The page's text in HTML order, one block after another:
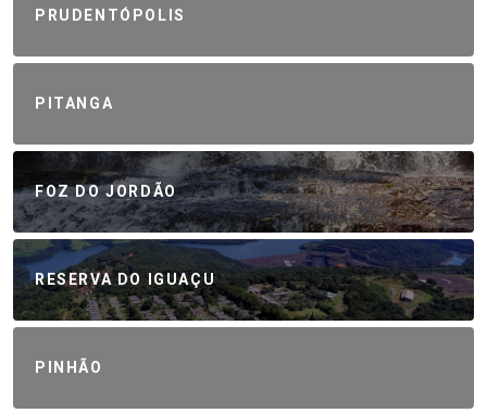
PRUDENTÓPOLIS
PITANGA
FOZ DO JORDÃO
RESERVA DO IGUAÇU
PINHÃO